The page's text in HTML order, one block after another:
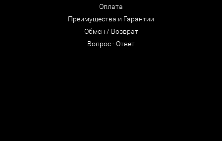
Оплата
Преимущества и Гарантии
Обмен / Возврат
Вопрос - Ответ